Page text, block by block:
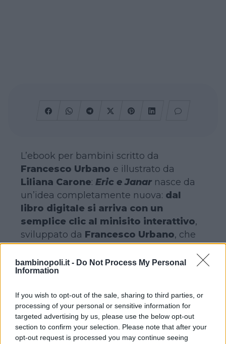
bambinopoli.it - Do Not Process My Personal
Information
If you wish to opt-out of the sale, sharing to third parties, or
processing of your personal or sensitive information for
targeted advertising by us, please use the below opt-out
section to confirm your selection. Please note that after your
opt-out request is processed you may continue seeing
L’ebook per bambini scritto da
Francesco Urbano e illustrato da
Liliana Carone: Eric e Janarnasce da
un’idea completamente nuova: dal
libro digitale si arriva con un
semplice clic al minisito interattivo,
sviluppato da Francesco Urbano, che
prevede la possibilità per ogni piccolo
lettore di interagire con il testo
disegnando, colorando, scrivendo e
LA TRAMA